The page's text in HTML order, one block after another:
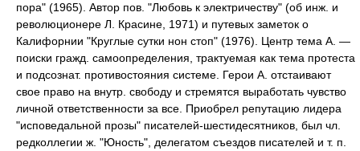
пора" (1965). Автор пов. "Любовь к электричеству" (об инж. и
революционере Л. Красине, 1971) и путевых заметок о
Калифорнии "Круглые сутки нон стоп" (1976). Центр тема А. —
поиски гражд. самоопределения, трактуемая как тема протеста
и подсознат. противостояния системе. Герои А. отстаивают
свое право на внутр. свободу и стремятся выработать чувство
личной ответственности за все. Приобрел репутацию лидера
"исповедальной прозы" писателей-шестидесятников, был чл.
редколлегии ж. "Юность", делегатом съездов писателей и т. п.